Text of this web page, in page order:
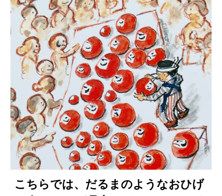
こちらでは、だるまのようなおひげ